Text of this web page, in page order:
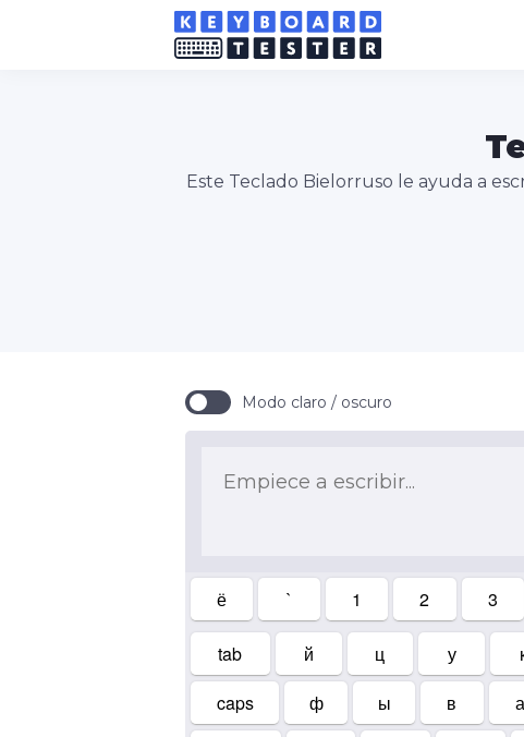
Este Teclado Bielorruso le ayuda a
Modo claro / oscuro
ё ` 1 2 3
tab й ц у
caps
ф ы в а